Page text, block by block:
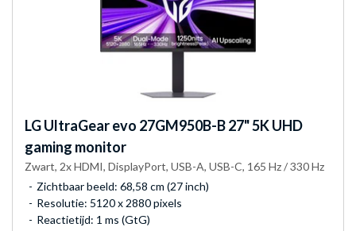
LGUltraGear evo 27GM950B-B 27" 5K UHD
gaming monitor
Zwart, 2x HDMI, DisplayPort, USB-A, USB-C, 165 Hz / 330 Hz
Zichtbaar beeld: 68,58 cm (27 inch)
Resolutie: 5120 x 2880 pixels
Reactietijd: 1 ms (GtG)